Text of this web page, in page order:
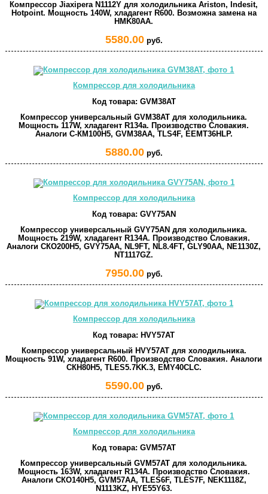
Компрессор Jiaxipera N1112Y для холодильника Ariston, Indesit,
Hotpoint. Мощность 140W, хладагент R600. Возможна замена на
HMK80AA.
5580.00руб.
Компрессор для холодильника
Код товара: GVM38AT
Компрессор универсальный GVM38AT для холодильника.
Мощность 117W, хладагент R134a. Производство Словакия.
Аналоги С-КМ100Н5, GVM38AA, TLS4F, EEMT36HLP.
5880.00руб.
Компрессор для холодильника
Код товара: GVY75AN
Компрессор универсальный GVY75AN для холодильника.
Мощность 219W, хладагент R134A. Производство Словакия.
Аналоги СКО200Н5, GVY75AA, NL9FT, NL8.4FT, GLY90AA, NE1130Z,
NT1117GZ.
7950.00руб.
Компрессор для холодильника
Код товара: HVY57AT
Компрессор универсальный HVY57AT для холодильника.
Мощность 91W, хладагент R600. Производство Словакия. Аналоги
СКН80Н5, TLES5.7KK.3, EMY40CLC.
5590.00руб.
Компрессор для холодильника
Код товара: GVM57AT
Компрессор универсальный GVM57AT для холодильника.
Мощность 163W, хладагент R134A. Производство Словакия.
Аналоги СКО140Н5, GVM57AA, TLES6F, TLES7F, NEK1118Z,
N1113KZ, HYE55Y63.